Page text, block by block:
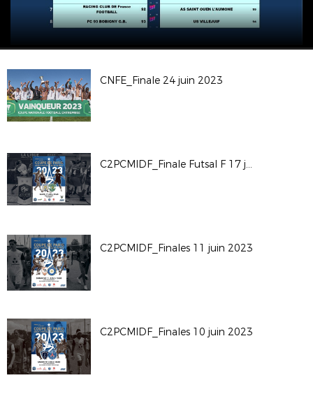
CNFE_Finale 24 juin 2023
C2PCMIDF_Finale Futsal F 17 juin 2023
C2PCMIDF_Finales 11 juin 2023
C2PCMIDF_Finales 10 juin 2023